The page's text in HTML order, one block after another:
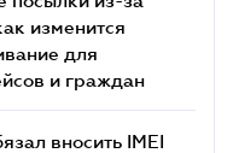
изменится
для
и граждан
вносить IMEI